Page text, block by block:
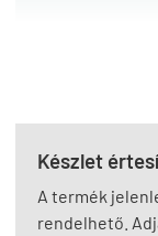
Készlet
A termék
rendelhető.